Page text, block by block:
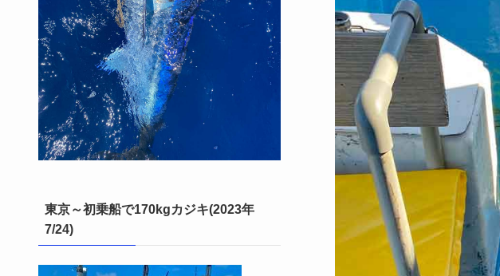
東京～初乗船で170kgカジキ(2023年
7/24)